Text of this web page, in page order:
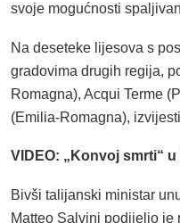
svoje mogućnosti
Na deseteke lijesova s
gradovima drugih regija,
Romagna), Acqui Terme
(Emilia-Romagna),
VIDEO: „Konvoj smrti“
Bivši talijanski ministar
Matteo Salvini podijelio je